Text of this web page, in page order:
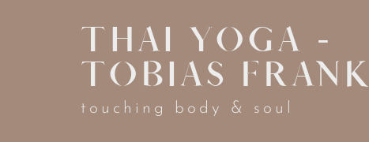
THAI YOGA -
TOBIAS FRANK
touching body & soul